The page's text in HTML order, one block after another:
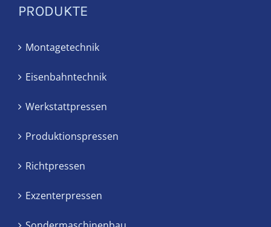
PRODUKTE
Montagetechnik
Eisenbahntechnik
Werkstattpressen
Produktionspressen
Richtpressen
Exzenterpressen